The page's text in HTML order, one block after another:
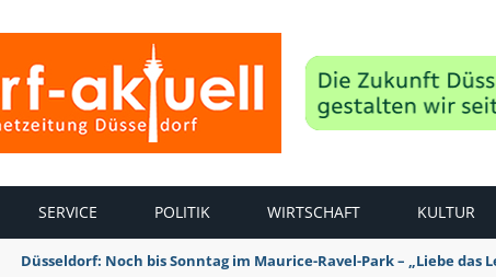
SERVICE POLITIK WIRTSCHAFT KULTUR
Düsseldorf: Noch bis Sonntag im Maurice-Ravel-Park – „Liebe das